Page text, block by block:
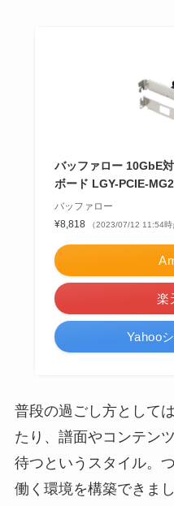
バッファロー 10GbE
ボード LGY-PCIE-MG2
バッファロー
¥8,818
（2023/07/12 11:54時
楽
Yahoo
普段の過ごし方として
たり、譜面やコンテン
待つというスタイル。
働く環境を構築できまし